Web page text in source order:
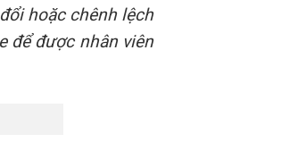
hoặc chênh lệch
để được nhân viên